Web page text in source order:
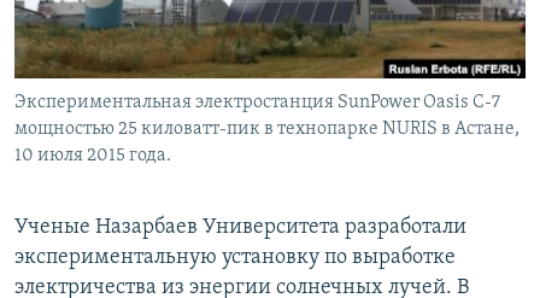
Экспериментальная электростанция SunPower Oasis C-7
мощностью 25 киловатт-пик в технопарке NURIS в Астане,
10 июля 2015 года.
Ученые Назарбаев Университета разработали
экспериментальную установку по выработке
электричества из энергии солнечных лучей. В